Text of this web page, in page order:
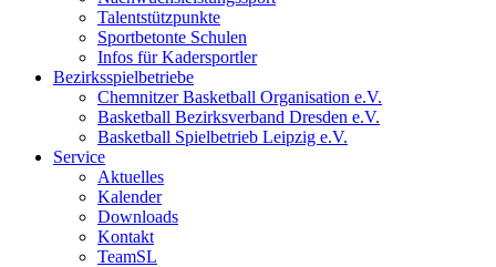
Talentstützpunkte
Sportbetonte Schulen
Infos für Kadersportler
Bezirksspielbetriebe
Chemnitzer Basketball Organisation e.V.
Basketball Bezirksverband Dresden e.V.
Basketball Spielbetrieb Leipzig e.V.
Service
Aktuelles
Kalender
Downloads
Kontakt
TeamSL